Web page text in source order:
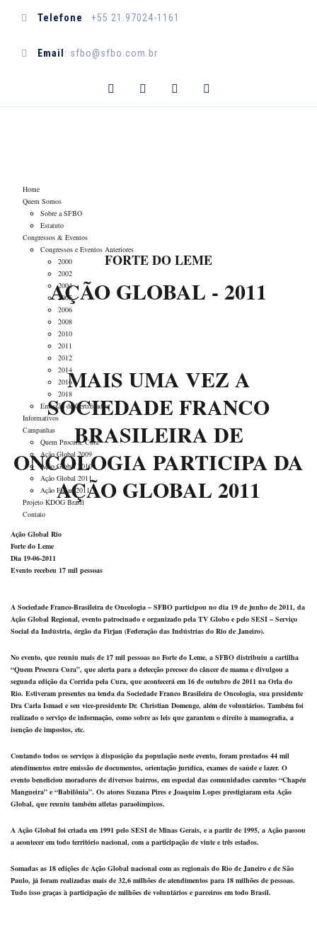
Telefone : +55 21.97024-1161
Email : sfbo@sfbo.com.br
Home
Quem Somos
Sobre a SFBO
Estatuto
Congressos & Eventos
Congressos e Eventos Anteriores
2000
2002
2004
2005
2006
2008
2010
2011
2012
2014
2016
2018
Emissão de Certificados
Informativos
Campanhas
Quem Procura, Cura
Ação Global 2009
Ação Global 2010
Ação Global 2011
Ação Firjan 2011
Projeto KDOG Brasil
Contato
FORTE DO LEME
AÇÃO GLOBAL - 2011
MAIS UMA VEZ A
SOCIEDADE FRANCO
BRASILEIRA DE
ONCOLOGIA PARTICIPA DA
AÇÃO GLOBAL 2011
Ação Global Rio
Forte do Leme
Dia 19-06-2011
Evento recebeu 17 mil pessoas
A Sociedade Franco-Brasileira de Oncologia – SFBO participou no dia 19 de junho de 2011, da
Ação Global Regional, evento patrocinado e organizado pela TV Globo e pelo SESI – Serviço
Social da Indústria, órgão da Firjan (Federação das Indústrias do Rio de Janeiro).
No evento, que reuniu mais de 17 mil pessoas no Forte do Leme, a SFBO distribuiu a cartilha
“Quem Procura Cura”, que alerta para a detecção precoce do câncer de mama e divulgou a
segunda edição da Corrida pela Cura, que acontecerá em 16 de outubro de 2011 na Orla do
Rio. Estiveram presentes na tenda da Sociedade Franco Brasileira de Oncologia, sua presidente
Dra Carla Ismael e seu vice-presidente Dr. Christian Domenge, além de voluntários. Também foi
realizado o serviço de informação, como sobre as leis que garantem o direito à mamografia, a
isenção de impostos, etc.
Contando todos os serviços à disposição da população neste evento, foram prestados 44 mil
atendimentos entre emissão de documentos, orientação jurídica, exames de saúde e lazer. O
evento beneficiou moradores de diversos bairros, em especial das comunidades carentes “Chapéu
Mangueira” e “Babilônia”. Os atores Suzana Pires e Joaquim Lopes prestigiaram esta Ação
Global, que reuniu também atletas paraolímpicos.
A Ação Global foi criada em 1991 pelo SESI de Minas Gerais, e a partir de 1995, a Ação passou
a acontecer em todo território nacional, com a participação de vinte e três estados.
Somadas as 18 edições de Ação Global nacional com as regionais do Rio de Janeiro e de São
Paulo, já foram realizadas mais de 32,6 milhões de atendimentos para 18 milhões de pessoas.
Tudo isso graças à participação de milhões de voluntários e parceiros em todo Brasil.